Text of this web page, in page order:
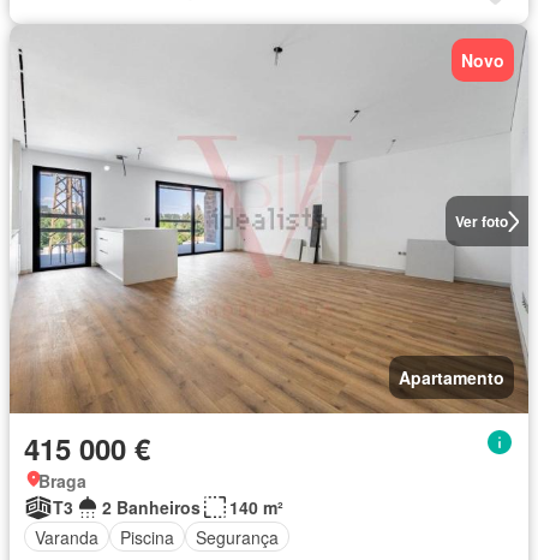
Ver foto
Novo
Apartamento
415 000 €
Braga
T3
2 Banheiros
140 m²
Varanda
Piscina Segurança